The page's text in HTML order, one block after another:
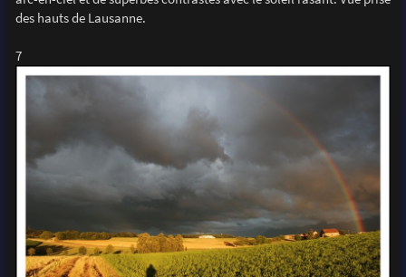
des hauts de Lausanne.
7